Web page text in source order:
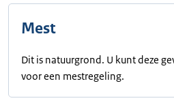
Mest
Dit is natuurgrond. U kunt deze
voor een mestregeling.